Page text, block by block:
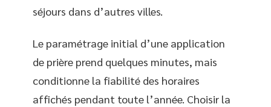
séjours dans d’autres villes.
Le paramétrage initial d’une application
de prière prend quelques minutes, mais
conditionne la fiabilité des horaires
affichés pendant toute l’année. Choisir la